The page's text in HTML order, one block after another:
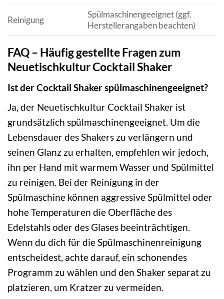
Reinigung
Spülmaschinengeeignet (ggf.
Herstellerangaben beachten)
FAQ – Häufig gestellte Fragen zum
Neuetischkultur Cocktail Shaker
Ist der Cocktail Shaker spülmaschinengeeignet?
Ja, der Neuetischkultur Cocktail Shaker ist
grundsätzlich spülmaschinengeeignet. Um die
Lebensdauer des Shakers zu verlängern und
seinen Glanz zu erhalten, empfehlen wir jedoch,
ihn per Hand mit warmem Wasser und Spülmittel
zu reinigen. Bei der Reinigung in der
Spülmaschine können aggressive Spülmittel oder
hohe Temperaturen die Oberfläche des
Edelstahls oder des Glases beeinträchtigen.
Wenn du dich für die Spülmaschinenreinigung
entscheidest, achte darauf, ein schonendes
Programm zu wählen und den Shaker separat zu
platzieren, um Kratzer zu vermeiden.